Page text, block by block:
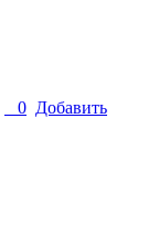
0 Добавить